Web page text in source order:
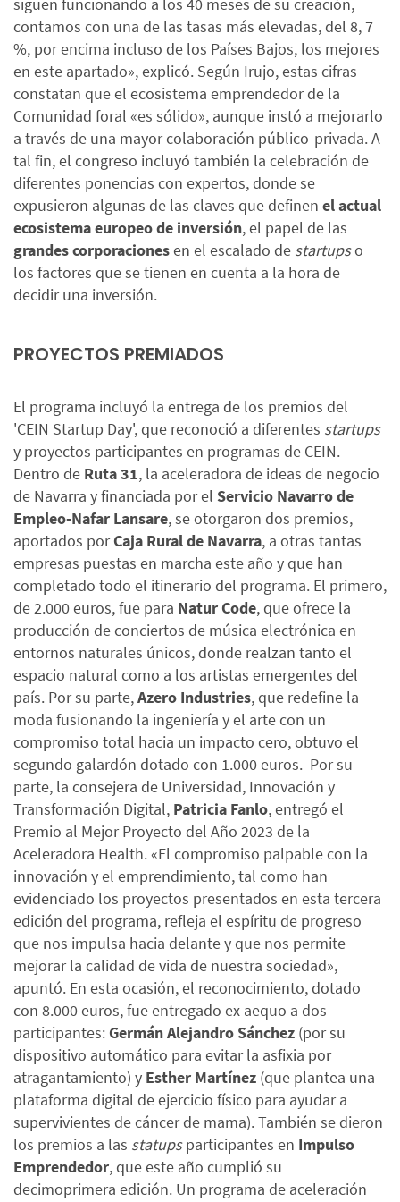
contamos con una de las tasas más elevadas, del 8, 7
%, por encima incluso de los Países Bajos, los mejores
en este apartado», explicó. Según Irujo, estas cifras
constatan que el ecosistema emprendedor de la
Comunidad foral «es sólido», aunque instó a mejorarlo
a través de una mayor colaboración público-privada. A
tal fin, el congreso incluyó también la celebración de
diferentes ponencias con expertos, donde se
expusieron algunas de las claves que definen el actual
ecosistema europeo de inversión, el papel de las
grandes corporacionesen el escalado de startupso
los factores que se tienen en cuenta a la hora de
decidir una inversión.
PROYECTOS PREMIADOS
El programa incluyó la entrega de los premios del
'CEIN Startup Day', que reconoció a diferentes startups
y proyectos participantes en programas de CEIN.
Dentro de Ruta 31, la aceleradora de ideas de negocio
de Navarra y financiada por el Servicio Navarro de
Empleo-Nafar Lansare, se otorgaron dos premios,
aportados porCaja Rural de Navarra, a otras tantas
empresas puestas en marcha este año y que han
completado todo el itinerario del programa. El primero,
de 2.000 euros, fue para Natur Code, que ofrece la
producción de conciertos de música electrónica en
entornos naturales únicos, donde realzan tanto el
espacio natural como a los artistas emergentes del
país. Por su parte,Azero Industries, que redefine la
moda fusionando la ingeniería y el arte con un
compromiso total hacia un impacto cero, obtuvo el
segundo galardón dotado con 1.000 euros. Por su
parte, la consejera de Universidad, Innovación y
Transformación Digital, Patricia Fanlo, entregó el
Premio al Mejor Proyecto del Año 2023 de la
Aceleradora Health. «El compromiso palpable con la
innovación y el emprendimiento, tal como han
evidenciado los proyectos presentados en esta tercera
edición del programa, refleja el espíritu de progreso
que nos impulsa hacia delante y que nos permite
mejorar la calidad de vida de nuestra sociedad»,
apuntó. En esta ocasión, el reconocimiento, dotado
con 8.000 euros, fue entregado ex aequo a dos
participantes:Germán Alejandro Sánchez (por su
dispositivo automático para evitar la asfixia por
atragantamiento) y Esther Martínez (que plantea una
plataforma digital de ejercicio físico para ayudar a
supervivientes de cáncer de mama). También se dieron
los premios a las statupsparticipantes en Impulso
Emprendedor, que este año cumplió su
decimoprimera edición. Un programa de aceleración